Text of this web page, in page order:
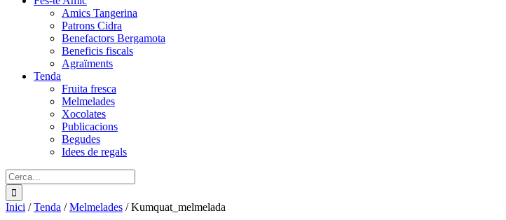
Amics Tangerina
Patrons Cidra
Benefactors Bergamota
Beneficis fiscals
Agraïments
Tenda
Fruita fresca
Melmelades
Xocolates
Publicacions
Begudes
Idees de regals
Cerca:
Inici / Tenda / Melmelades / Kumquat_melmelada